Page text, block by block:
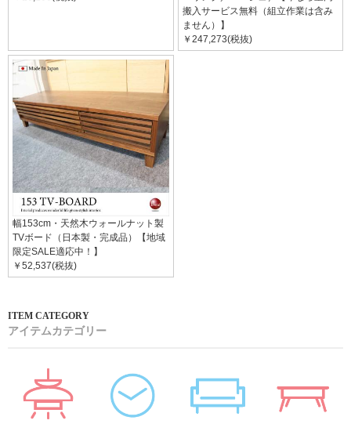
搬入サービス無料（組立作業は含み
ません）】
￥247,273(税抜)
幅153cm・天然木ウォールナット製
TVボード（日本製・完成品）【地域
限定SALE適応中！】
￥52,537(税抜)
アイテムカテゴリー